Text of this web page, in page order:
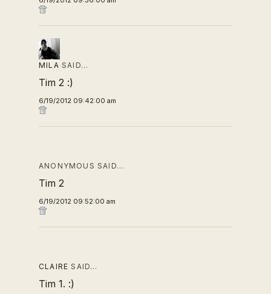
MILA SAID…
Tim 2 :)
6/19/2012 09:42:00 am
ANONYMOUS SAID…
Tim 2
6/19/2012 09:52:00 am
CLAIRE SAID…
Tim 1. :)